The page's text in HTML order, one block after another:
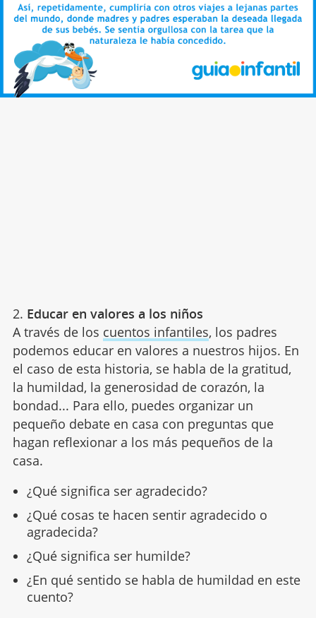
2. Educar en valores a los niños
A través de los cuentos infantiles, los padres
podemos educar en valores a nuestros hijos. En
el caso de esta historia, se habla de la gratitud,
la humildad, la generosidad de corazón, la
bondad... Para ello, puedes organizar un
pequeño debate en casa con preguntas que
hagan reflexionar a los más pequeños de la
casa.
¿Qué significa ser agradecido?
¿Qué cosas te hacen sentir agradecido o
agradecida?
¿Qué significa ser humilde?
¿En qué sentido se habla de humildad en este
cuento?